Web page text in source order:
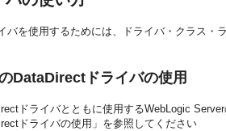
バを使用するためには、ドライバ・クラス・
DataDirectドライバの使用
ドライバとともに使用するWebLogic
ドライバの使用」を参照してください